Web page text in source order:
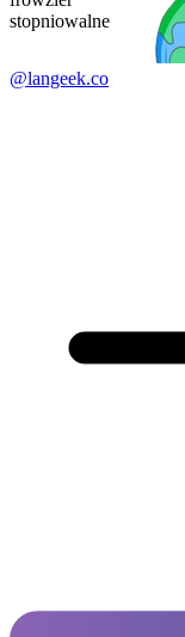
stopniowalne
@langeek.co